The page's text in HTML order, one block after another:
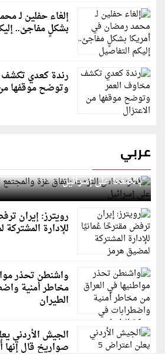
إلغاء حفلين لـ
بشكلٍ مفاجئ..
رندة كعدي
وتوضح موقفها
عربي
قطر: حماس التزمت باتفاق غزة
بالضغط على إسرائيل
رويترز: إيران
للإدارة
واشنطن تحذر
مخاطر أمنية
الطيران
صواريخ قال إنها